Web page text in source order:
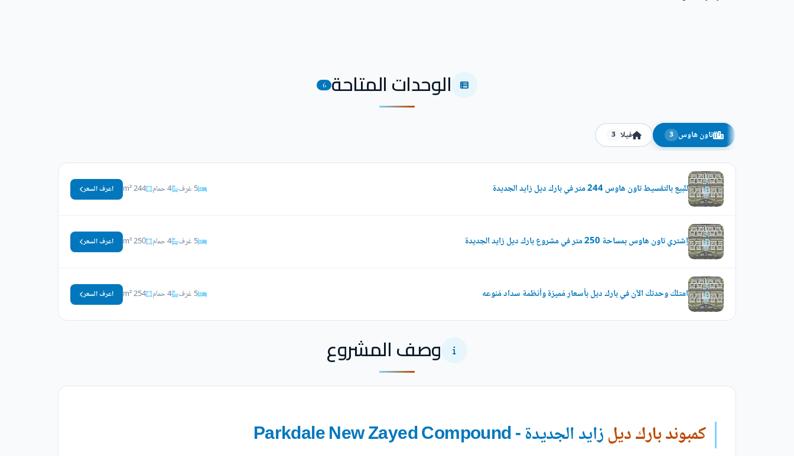
الوحدات المتاحة 6
تاون هاوس 3 فيلا 3
للبيع بالتقسيط تاون هاوس 244 متر في بارك ديل زايد الجديدة 5 غرف 4 حمام 244 m² اعرف السعر
إشتري تاون هاوس بمساحة 250 متر في مشروع بارك ديل زايد الجديدة 5 غرف 4 حمام 250 m² اعرف السعر
امتلك وحدتك الآن في بارك ديل بأسعار مُميزة وأنظمة سداد مُنوعه 5 غرف 4 حمام 254 m² اعرف السعر
وصف المشروع
كمبوند بارك ديلزايد الجديدة - Parkdale New Zayed Compound